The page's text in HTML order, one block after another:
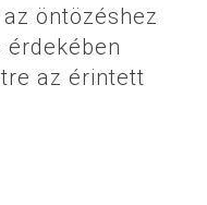
öntözéshez
az érintett